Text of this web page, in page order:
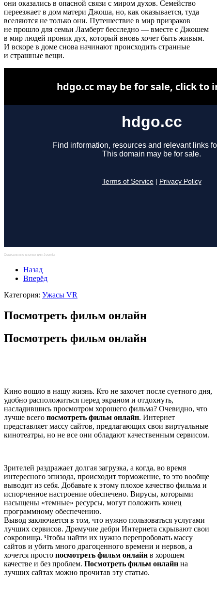
они оказались в опасной связи с миром духов. Семейство
переезжает в дом матери Джоша, но, как оказывается, туда
вселяются не только они. Путешествие в мир призраков
не прошло для семьи Ламберт бесследно — вместе с Джошем
в мир людей проник дух, который вновь хочет быть живым.
И вскоре в доме снова начинают происходить странные
и страшные вещи.
Социальные кнопки для Joomla
Назад
Вперёд
Категория: Ужасы VR
Посмотреть фильм онлайн
Посмотреть фильм онлайн
Кино вошло в нашу жизнь. Кто не захочет после суетного дня,
удобно расположиться перед экраном и отдохнуть,
насладившись просмотром хорошего фильма? Очевидно, что
лучше всего посмотреть фильм онлайн. Интернет
представляет массу сайтов, предлагающих свои виртуальные
кинотеатры, но не все они обладают качественным сервисом.
Зрителей раздражает долгая загрузка, а когда, во время
интересного эпизода, происходит торможение, то это вообще
выводит из себя. Добавьте к этому плохое качество фильма и
испорченное настроение обеспечено. Вирусы, которыми
насыщены «темные» ресурсы, могут положить конец
программному обеспечению.
Вывод заключается в том, что нужно пользоваться услугами
лучших сервисов. Дремучие дебри Интернета скрывают свои
сокровища. Чтобы найти их нужно перепробовать массу
сайтов и убить много драгоценного времени и нервов, а
хочется просто посмотреть фильм онлайн в хорошем
качестве и без проблем. Посмотреть фильм онлайн на
лучших сайтах можно прочитав эту статью.